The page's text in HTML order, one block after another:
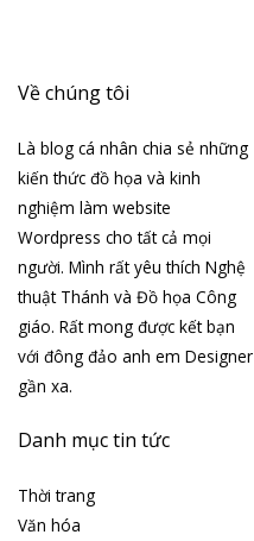
Về chúng tôi
Là blog cá nhân chia sẻ những
kiến thức đồ họa và kinh
nghiệm làm website
Wordpress cho tất cả mọi
người. Mình rất yêu thích Nghệ
thuật Thánh và Đồ họa Công
giáo. Rất mong được kết bạn
với đông đảo anh em Designer
gần xa.
Danh mục tin tức
Thời trang
Văn hóa